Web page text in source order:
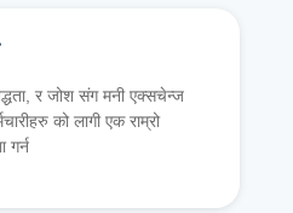
र जोश संग मनी एक्सचेन्ज
को लागी एक राम्रो
गर्न